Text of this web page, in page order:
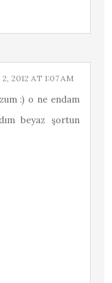
2012 AT 1:07 AM
:) o ne endam
beyaz şortun